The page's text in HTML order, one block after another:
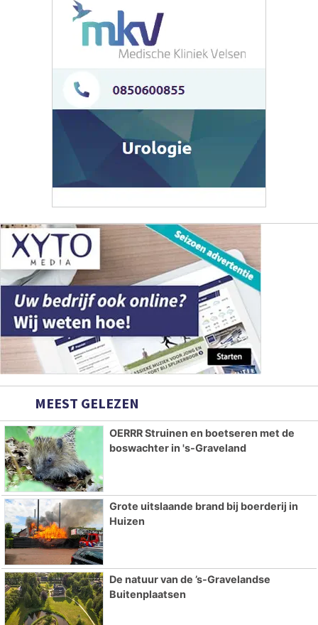
MEEST GELEZEN
OERRR Struinen en boetseren met de
boswachter in 's-Graveland
Grote uitslaande brand bij boerderij in
Huizen
De natuur van de ’s-Gravelandse
Buitenplaatsen